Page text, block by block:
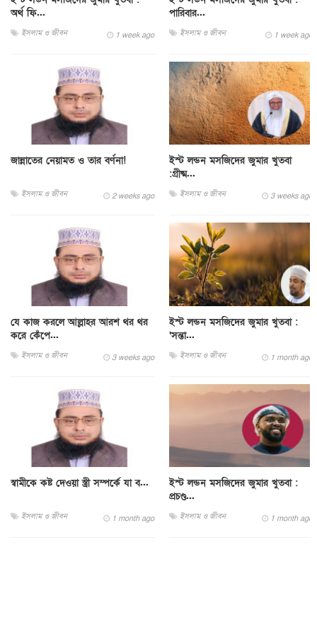
অর্থ ফি...
ইসলাম ও জীবন 1 week ago
পারিবার...
ইসলাম ও জীবন 1 week ago
জান্নাতের নেয়ামত ও তার বর্ণনা!
ইসলাম ও জীবন 2 weeks ago
ইস্ট লন্ডন মসজিদের জুমার খুতবা
:গ্রীষ্ম...
ইসলাম ও জীবন 3 weeks ago
যে কাজ করলে আল্লাহর আরশ থর থর
করে কেঁপে...
ইসলাম ও জীবন 3 weeks ago
ইস্ট লন্ডন মসজিদের জুমার খুতবা :
‘সন্তা...
ইসলাম ও জীবন 1 month ago
স্বামীকে কষ্ট দেওয়া স্ত্রী সম্পর্কে যা ব...
ইসলাম ও জীবন 1 month ago
ইস্ট লন্ডন মসজিদের জুমার খুতবা :
প্রচণ্ড...
ইসলাম ও জীবন 1 month ago